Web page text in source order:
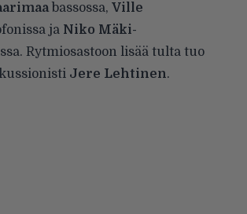
bassossa, Ville
ja Niko Mäki-
Rytmiosastoon lisää tulta tuo
Jere Lehtinen.